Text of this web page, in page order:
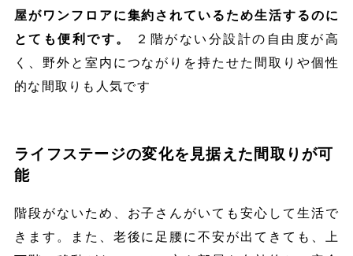
屋がワンフロアに集約されているため生活するのに
とても便利です。
２階がない分設計の自由度が高
く、野外と室内につながりを持たせた間取りや個性
的な間取りも人気です
ライフステージの変化を見据えた間取りが可
能
階段がないため、お子さんがいても安心して生活で
きます。また、老後に足腰に不安が出てきても、上